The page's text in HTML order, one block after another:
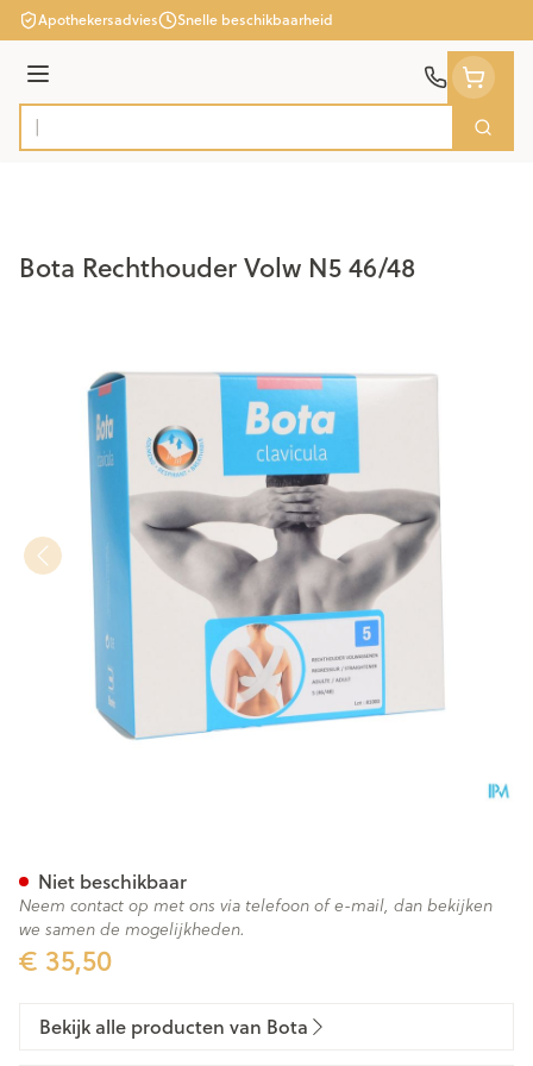
Ga naar de inhoud
Apothekersadvies Snelle beschikbaarheid
Menu
Product, merk, categorie...
Zoek
Bota Rechthouder Volw N5 46/48
€ 35,50
Niet beschikbaar
Neem contact op met ons via telefoon of e-mail, dan bekijken
we samen de mogelijkheden.
Bekijk alle producten van Bota